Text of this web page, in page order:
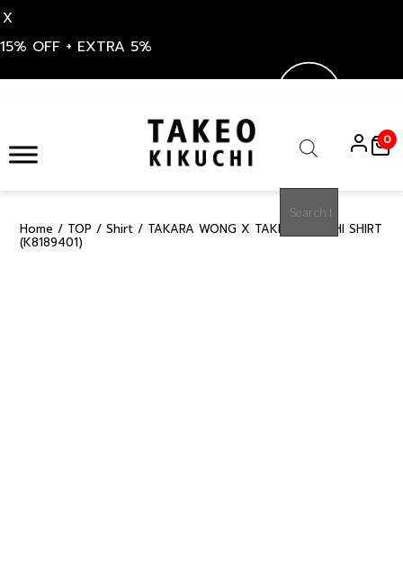
X
15% OFF + EXTRA 5%
content
search
0
Home / TOP / Shirt / TAKARA WONG X TAKEO KIKUCHI SHIRT
(K8189401)
50%